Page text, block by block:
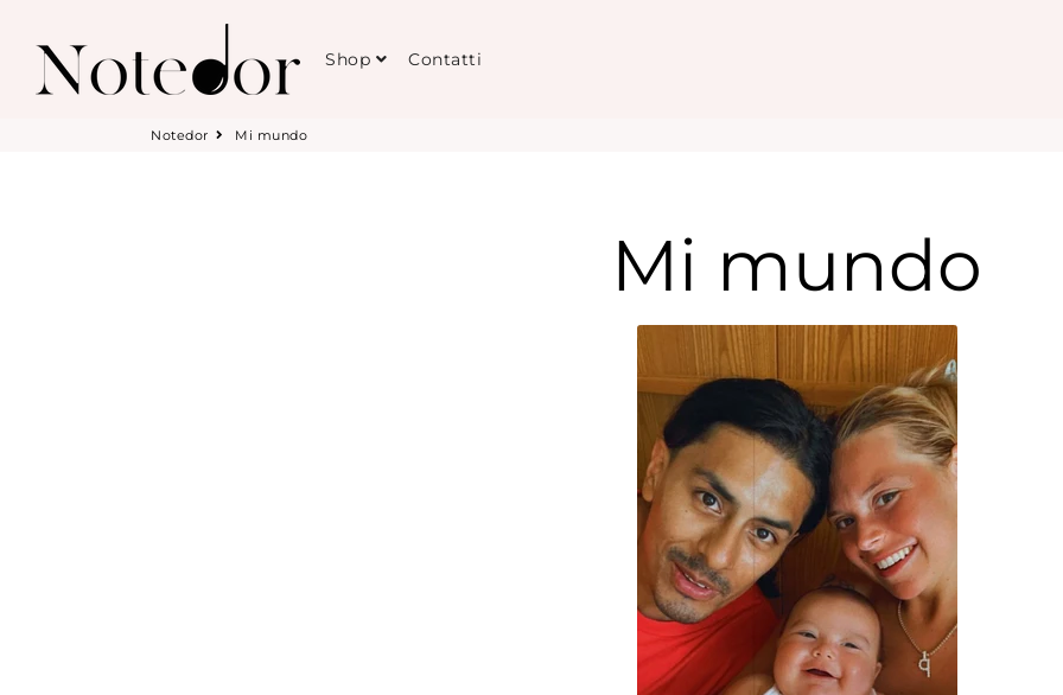
Shop Contatti
Notedor Mi mundo
Mi mundo